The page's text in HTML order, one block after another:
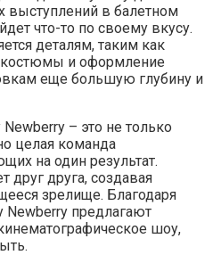
выступлений в балетном
что-то по своему вкусу.
деталям, таким как
костюмы и оформление
еще большую глубину и
– это не только
целая команда
на один результат.
друг друга, создавая
зрелище. Благодаря
Newberry предлагают
шоу,